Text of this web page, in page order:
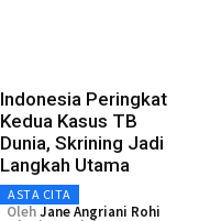
Indonesia Peringkat
Kedua Kasus TB
Dunia, Skrining Jadi
Langkah Utama
ASTA CITA
OlehJane Angriani Rohi